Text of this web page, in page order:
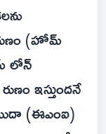
(హోమ్
లోన్
ఇస్తుందనే
(ఈఎంఐ)